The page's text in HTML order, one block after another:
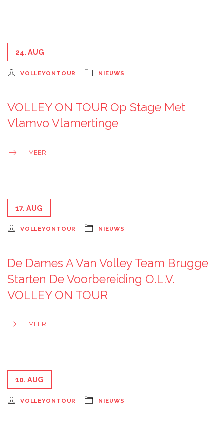
24. AUG
VOLLEYONTOUR NIEUWS
VOLLEY ON TOUR Op Stage Met
Vlamvo Vlamertinge
MEER…
17. AUG
VOLLEYONTOUR NIEUWS
De Dames A Van Volley Team Brugge
Starten De Voorbereiding O.l.v.
VOLLEY ON TOUR
MEER…
10. AUG
VOLLEYONTOUR NIEUWS